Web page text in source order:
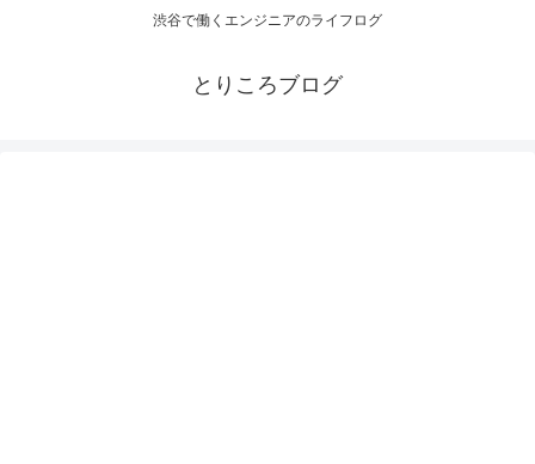
渋谷で働くエンジニアのライフログ
とりころブログ